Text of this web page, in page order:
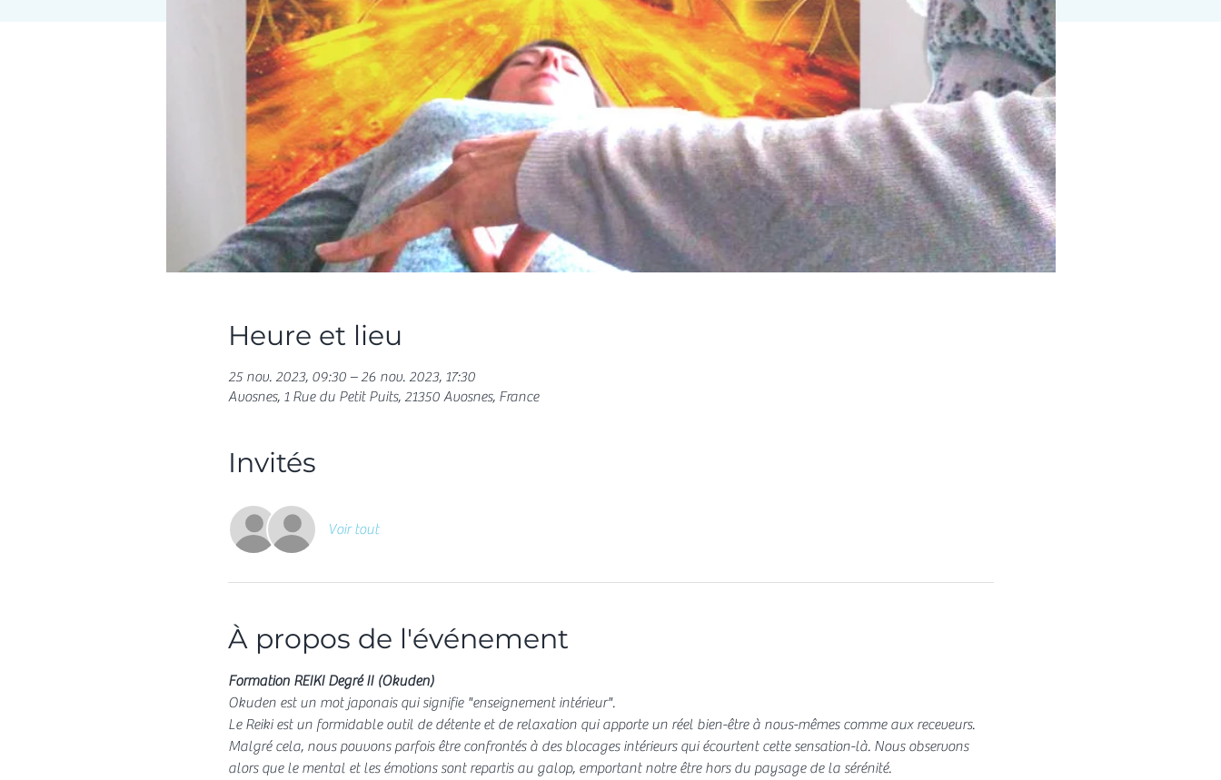
Heure et lieu
25 nov. 2023, 09:30 – 26 nov. 2023, 17:30
Avosnes, 1 Rue du Petit Puits, 21350 Avosnes, France
Invités
Voir tout
À propos de l'événement
Formation REIKI Degré II (Okuden)
Okuden est un mot japonais qui signifie "enseignement intérieur".
Le Reiki est un formidable outil de détente et de relaxation qui apporte un réel bien-être à nous-mêmes comme aux receveurs.
Malgré cela, nous pouvons parfois être confrontés à des blocages intérieurs qui écourtent cette sensation-là. Nous observons
alors que le mental et les émotions sont repartis au galop, emportant notre être hors du paysage de la sérénité.